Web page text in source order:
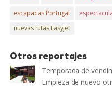
escapadas Portugal
nuevas rutas Easyjet
Otros reportajes
Temporada de
Empieza de nuevo